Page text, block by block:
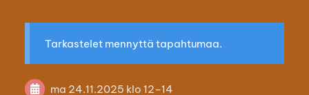
Tarkastelet mennyttä tapahtumaa.
ma 24.11.2025 klo 12–14